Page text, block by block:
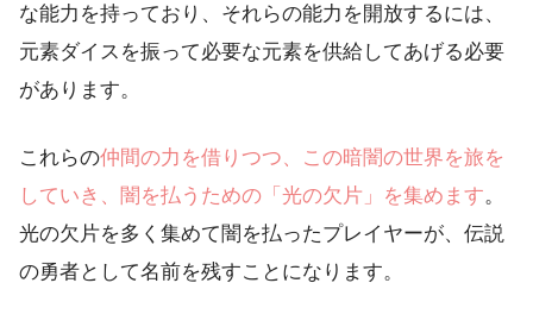
な能力を持っており、それらの能力を開放するには、
元素ダイスを振って必要な元素を供給してあげる必要
があります。
これらの仲間の力を借りつつ、この暗闇の世界を旅を
していき、闇を払うための「光の欠片」を集めます。
光の欠片を多く集めて闇を払ったプレイヤーが、伝説
の勇者として名前を残すことになります。